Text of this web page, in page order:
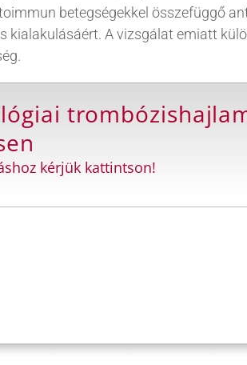
betegségekkel összefüggő
kialakulásáért. A vizsgálat emiatt
kérjük kattintson!